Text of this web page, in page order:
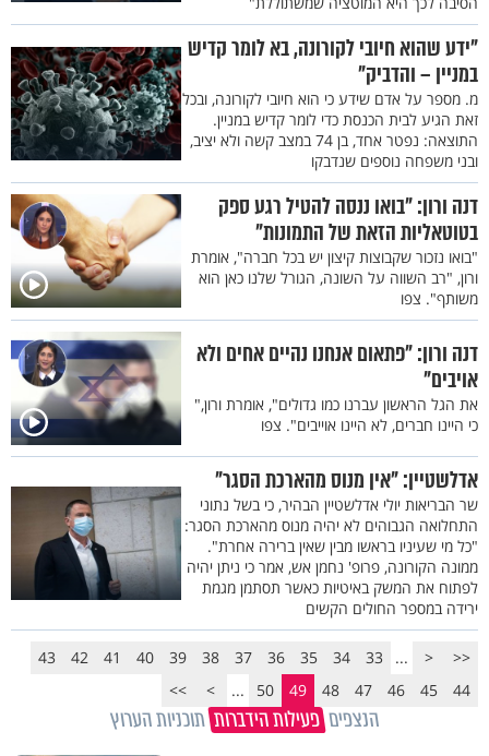
"ידע שהוא חיובי לקורונה, בא לומר קדיש
במניין – והדביק"
מ. מספר על אדם שידע כי הוא חיובי לקורונה, ובכל
זאת הגיע לבית הכנסת כדי לומר קדיש במניין.
התוצאה: נפטר אחד, בן 74 במצב קשה ולא יציב,
ובני משפחה נוספים שנדבקו
דנה ורון: "בואו ננסה להטיל רגע ספק
בטוטאליות הזאת של התמונות"
"בואו נזכור שקבוצות קיצון יש בכל חברה", אומרת
ורון, "רב השווה על השונה, הגורל שלנו כאן הוא
משותף". צפו
דנה ורון: "פתאום אנחנו נהיים אחים ולא
אויבים"
את הגל הראשון עברנו כמו גדולים", אומרת ורון,"
כי היינו חברים, לא היינו אוייבים". צפו
אדלשטיין: "אין מנוס מהארכת הסגר"
שר הבריאות יולי אדלשטיין הבהיר, כי בשל נתוני
התחלואה הגבוהים לא יהיה מנוס מהארכת הסגר:
"כל מי שעיניו בראשו מבין שאין ברירה אחרת".
ממונה הקורונה, פרופ' נחמן אש, אמר כי ניתן יהיה
לפתוח את המשק באיטיות כאשר תסתמן מגמת
ירידה במספר החולים הקשים
<<
<
...
33
34
35
36
37
38
39
40
41
42
43
44
45
46
47
48
49
50
...
>
>>
הנצפים פעילות הידברות תוכניות הערוץ